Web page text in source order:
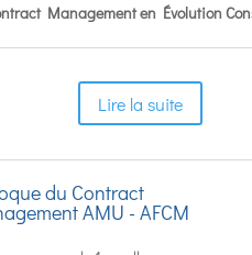
Management en Évolution
Lire la suite
du Contract
AMU - AFCM